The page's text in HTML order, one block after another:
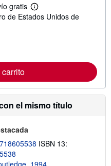
e
l
i
s
d
e
e
í
o
gratis
M
á
r
c
i
ó
n
r
e
a
de Estados Unidos de
el mismo título
ISBN 13:
1994